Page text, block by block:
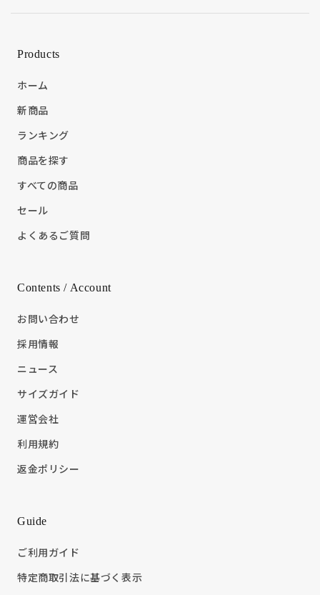
Products
ホーム
新商品
ランキング
商品を探す
すべての商品
セール
よくあるご質問
Contents / Account
お問い合わせ
採用情報
ニュース
サイズガイド
運営会社
利用規約
返金ポリシー
Guide
ご利用ガイド
特定商取引法に基づく表示